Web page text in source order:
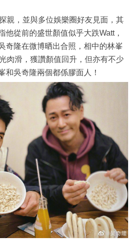
親，並與多位娛樂圈好友見面，其
他從前的盛世顏值似乎大跌Watt，
奇隆在微博晒出合照，相中的林峯
肉滑，獲讚顏值回升，但亦有不少
和吳奇隆兩個都係膠面人！